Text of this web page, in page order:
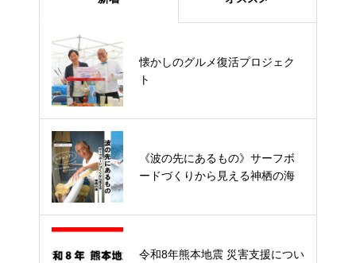
懐かしのグルメ復活プロジェク
ト
《波の先にあるもの》サーフボ
ードづくりから見える神栖の海
令和8年熊本地震 災害支援につい
《波の先にあるもの》サーフボー
ドづくりから見える神栖の海
令和8年熊本地震 災害支援につい
て
入館無料なのに超本格！歴史民俗